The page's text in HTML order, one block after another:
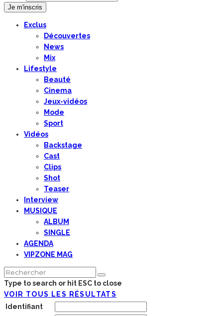
Exclus
Découvertes
News
Mix
Lifestyle
Beauté
Cinema
Jeux-vidéos
Mode
Sport
Vidéos
Backstage
Cast
Clips
Shot
Teaser
Interview
MUSIQUE
ALBUM
SINGLE
AGENDA
VIPZONE MAG
Type to search or hit ESC to close
VOIR TOUS LES RÉSULTATS
Identifiant